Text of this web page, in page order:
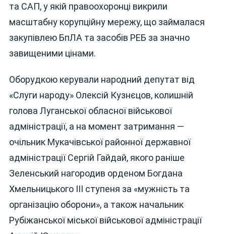
та САП, у якій правоохоронці викрили
масштабну корупційну мережу, що займалася
закупівлею БпЛА та засобів РЕБ за значно
завищеними цінами.
Оборудкою керували народний депутат від
«Слуги народу» Олексій Кузнєцов, колишній
голова Луганської обласної військової
адміністрації, а на момент затримання —
очільник Мукачівської районної державної
адміністрації Сергій Гайдай, якого раніше
Зеленський нагородив орденом Богдана
Хмельницького III ступеня за «мужність та
організацію оборони», а також начальник
Рубіжанської міської військової адміністрації